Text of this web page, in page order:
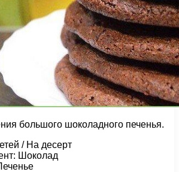
большого шоколадного печенья.
/ На десерт
Шоколад